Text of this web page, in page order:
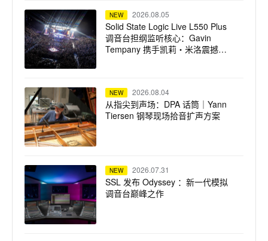
NEW 2026.08.05
Solid State Logic Live L550 Plus
调音台担纲监听核心：Gavin
Tempany 携手凯莉・米洛震撼巡
NEW 2026.08.04
从指尖到声场：DPA 话筒｜Yann
Tiersen 钢琴现场拾音扩声方案
NEW 2026.07.31
SSL 发布 Odyssey ：新一代模拟
调音台巅峰之作